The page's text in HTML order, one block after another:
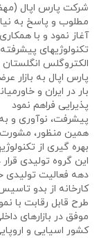
شرکت پارس اپال
آغاز نمود و با
الکتروگلس انگلستان
پارس اپال به بازار
بار در ایران و
پذیرایی فراهم نمود
پیشرفت، نوآوری و
همین منظور،
بهره گیری از
این گروه تولیدی
دهه فعالیت تولیدی
کارخانه از بدو
طرح قابل رقابت با
کشور اسیایی و